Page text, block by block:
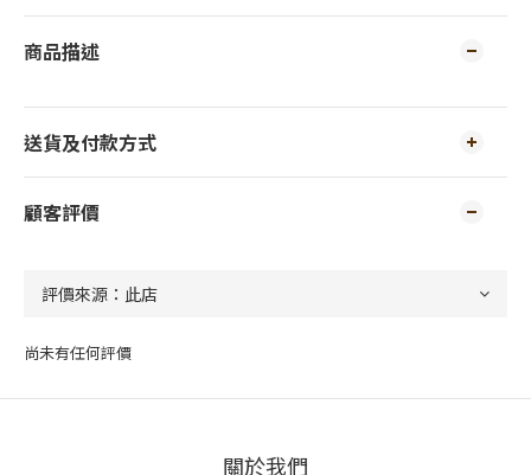
商品描述
送貨及付款方式
顧客評價
尚未有任何評價
關於我們